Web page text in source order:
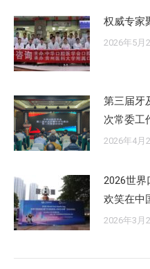
权威专家
2026年5月
第三届牙
次常委工
2026年4月
2026世界
欢笑在中
2026年3月